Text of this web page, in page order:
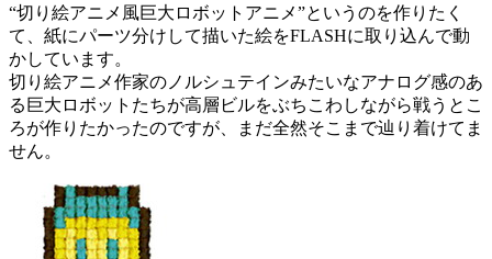
“切り絵アニメ風巨大ロボットアニメ”というのを作りたく
て、紙にパーツ分けして描いた絵をFLASHに取り込んで動
かしています。
切り絵アニメ作家のノルシュテインみたいなアナログ感のあ
る巨大ロボットたちが高層ビルをぶちこわしながら戦うとこ
ろが作りたかったのですが、まだ全然そこまで辿り着けてま
せん。